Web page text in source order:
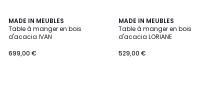
MADE IN MEUBLES
Table à manger en bois
d'acacia IVAN
699,00 €
MADE IN MEUBLES
Table à manger en bois
d'acacia LORIANE
529,00 €